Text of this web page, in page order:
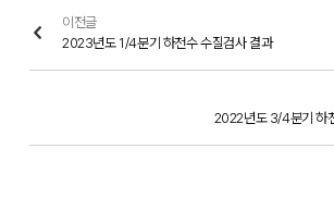
이전글
2023년도 1/4분기 하천수 수질검사 결과
2022년도 3/4분기 하